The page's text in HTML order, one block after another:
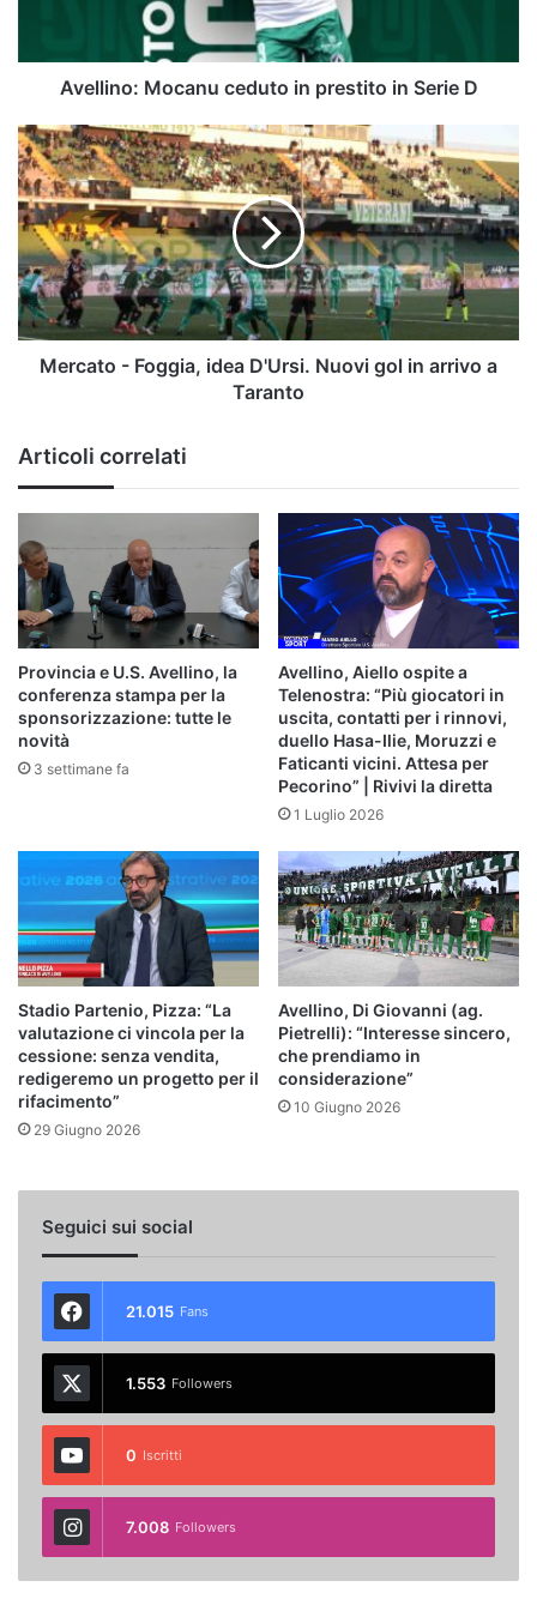
Avellino: Mocanu ceduto in prestito in Serie D
Mercato
-
Foggia,
idea
D'Ursi.
Nuovi
gol
in
arrivo
Mercato - Foggia, idea D'Ursi. Nuovi gol in arrivo a
Taranto
Articoli correlati
Provincia e U.S. Avellino, la
conferenza stampa per la
sponsorizzazione: tutte le
novità
3 settimane fa
Avellino, Aiello ospite a
Telenostra: “Più giocatori in
uscita, contatti per i rinnovi,
duello Hasa-Ilie, Moruzzi e
Faticanti vicini. Attesa per
Pecorino” | Rivivi la diretta
1 Luglio 2026
Stadio Partenio, Pizza: “La
valutazione ci vincola per la
cessione: senza vendita,
redigeremo un progetto per il
rifacimento”
29 Giugno 2026
Avellino, Di Giovanni (ag.
Pietrelli): “Interesse sincero,
che prendiamo in
considerazione”
10 Giugno 2026
Seguici sui social
21.015 Fans
1.553 Followers
0 Iscritti
7.008 Followers